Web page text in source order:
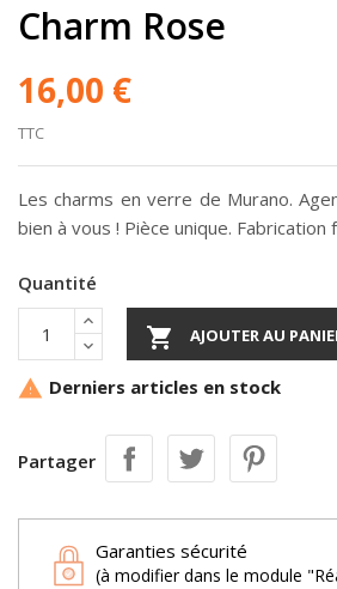
Charm Rose
16,00 €
TTC
Les charms en verre de Murano.
bien à vous ! Pièce unique. Fabrication
Quantité
 AJOUTER AU
 Derniers articles en stock
Partager
Garanties sécurité
(à modifier dans le module